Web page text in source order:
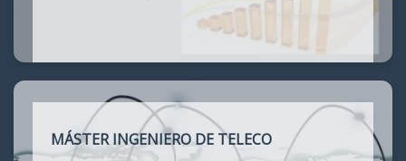
MÁSTER INGENIERO DE TELECO